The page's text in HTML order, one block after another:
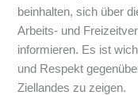
beinhalten, sich über
Arbeits- und
informieren. Es ist
und Respekt
Ziellandes zu zeigen.